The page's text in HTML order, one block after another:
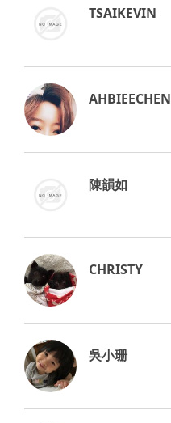
TSAIKEVIN
AHBIEECHEN
陳韻如
CHRISTY
吳小珊